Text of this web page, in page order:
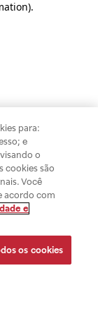
.
para:
e
o
cookies são
Você
acordo com
e
os cookies